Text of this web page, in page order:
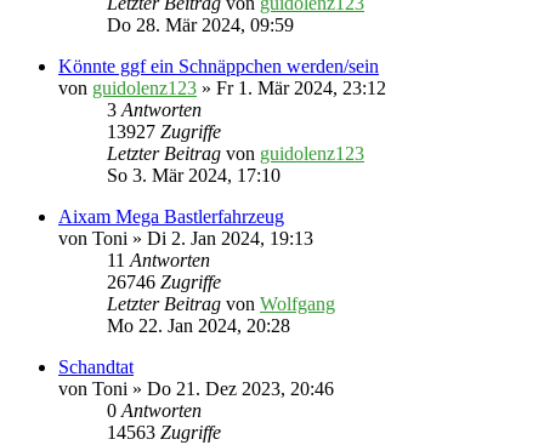
Do 28. Mär 2024, 09:59
Könnte ggf ein Schnäppchen werden/sein
von guidolenz123 » Fr 1. Mär 2024, 23:12
3Antworten
13927 Zugriffe
Letzter Beitrag von guidolenz123
So 3. Mär 2024, 17:10
Aixam Mega Bastlerfahrzeug
von Toni » Di 2. Jan 2024, 19:13
11Antworten
26746 Zugriffe
Letzter Beitrag von Wolfgang
Mo 22. Jan 2024, 20:28
Schandtat
von Toni » Do 21. Dez 2023, 20:46
0Antworten
14563 Zugriffe